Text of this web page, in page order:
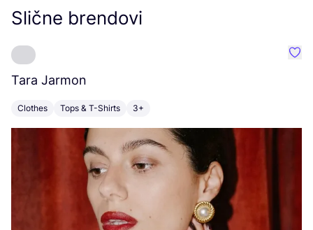
Slične brendovi
Tara Jarmon
Clothes Tops & T-Shirts 3+